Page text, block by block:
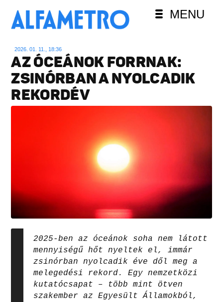
MENU
2026. 01. 11., 18:36
AZ ÓCEÁNOK FORRNAK:
ZSINÓRBAN A NYOLCADIK
REKORDÉV
2025-ben az óceánok soha nem látott
mennyiségű hőt nyeltek el, immár
zsinórban nyolcadik éve dől meg a
melegedési rekord. Egy nemzetközi
kutatócsapat – több mint ötven
szakember az Egyesült Államokból,